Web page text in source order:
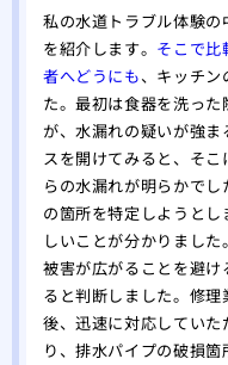
私の水道トラブル体験
を紹介します。 そこで比
者へどうにも、キッチ
た。最初は食器を洗っ
が、水漏れの疑いが強
スを開けてみると、そ
らの水漏れが明らかで
の箇所を特定しようと
しいことが分かりまし
被害が広がることを避
ると判断しました。修
後、迅速に対応してい
り、排水パイプの破損